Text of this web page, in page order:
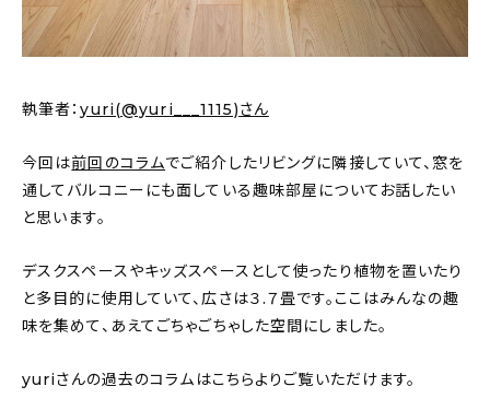
会社概要
プライバシーポリシー
執筆者：yuri(@yuri___1115)さん
今回は前回のコラムでご紹介したリビングに隣接していて、窓を
通してバルコニーにも面している趣味部屋についてお話したい
と思います。
デスクスペースやキッズスペースとして使ったり植物を置いたり
と多目的に使用していて、広さは３.７畳です。ここはみんなの趣
味を集めて、あえてごちゃごちゃした空間にしました。
yuriさんの過去のコラムはこちらよりご覧いただけます。